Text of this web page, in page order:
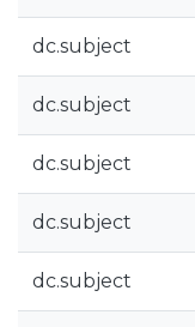
dc.subject
dc.subject
dc.subject
dc.subject
dc.subject